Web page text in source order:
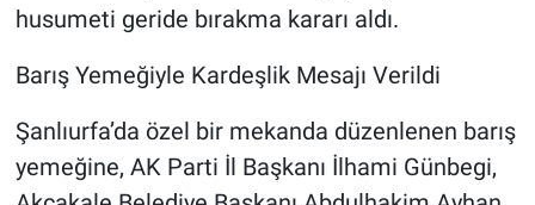
husumeti geride bırakma kararı aldı.
Barış Yemeğiyle Kardeşlik Mesajı Verildi
Şanlıurfa’da özel bir mekanda düzenlenen barış
yemeğine, AK Parti İl Başkanı İlhami Günbegi,